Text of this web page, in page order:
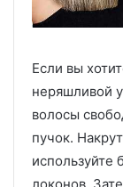
Если вы
неряшливой
волосы
пучок.
используйте